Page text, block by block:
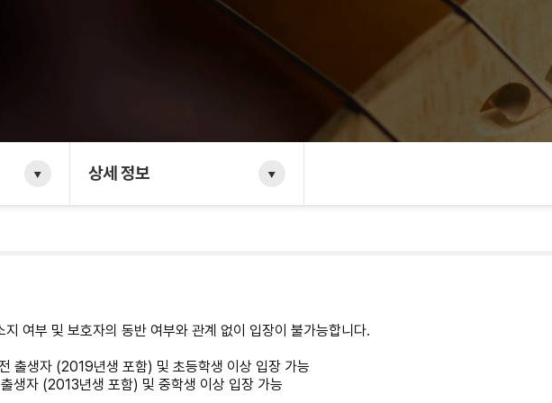
상세 정보
여부 및 보호자의 동반 여부와 관계 없이 입장이 불가능합니다.
출생자 (2019년생 포함) 및 초등학생 이상 입장 가능
생자 (2013년생 포함) 및 중학생 이상 입장 가능